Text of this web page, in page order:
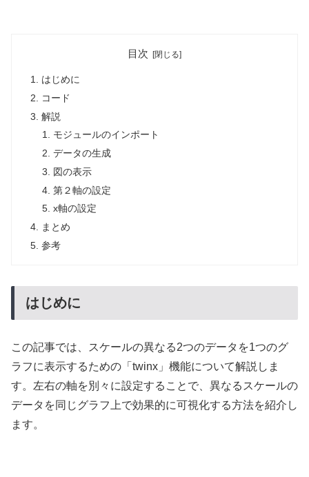
目次
はじめに
コード
解説
モジュールのインポート
データの生成
図の表示
第２軸の設定
x軸の設定
まとめ
参考
はじめに
この記事では、スケールの異なる2つのデータを1つのグ
ラフに表示するための「twinx」機能について解説しま
す。左右の軸を別々に設定することで、異なるスケールの
データを同じグラフ上で効果的に可視化する方法を紹介し
ます。